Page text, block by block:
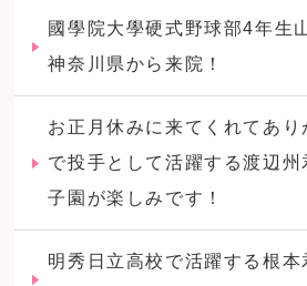
國學院大學硬式野球部4年
神奈川県から来院！
お正月休みに来てくれてあり
で投手として活躍する渡辺州
子園が楽しみです！
明秀日立高校で活躍する根